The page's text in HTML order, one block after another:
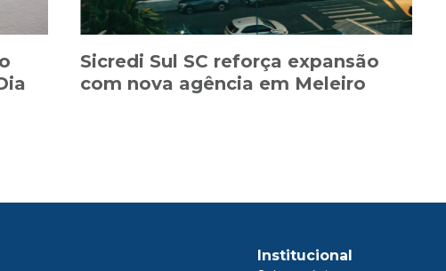
Sicredi Sul SC reforça expansão
com nova agência em Meleiro
Institucional